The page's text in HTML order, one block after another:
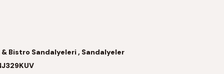
& Bistro Sandalyeleri, Sandalyeler